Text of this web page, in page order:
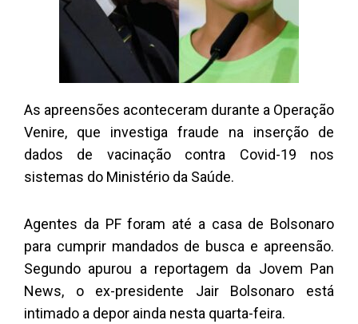
As apreensões aconteceram durante a Operação
Venire, que investiga fraude na inserção de
dados de vacinação contra Covid-19 nos
sistemas do Ministério da Saúde.
Agentes da PF foram até a casa de Bolsonaro
para cumprir mandados de busca e apreensão.
Segundo apurou a reportagem da Jovem Pan
News, o ex-presidente Jair Bolsonaro está
intimado a depor ainda nesta quarta-feira.